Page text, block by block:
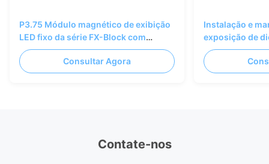
P3.75 Módulo magnético de exibição
LED fixo da série FX-Block com
conceção de fechadura para
interiores
Consultar Agora
Instalação e
exposição de
fixa exterior da
Contate-nos